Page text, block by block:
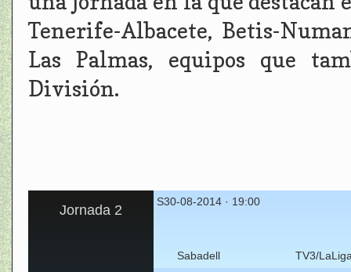
Tenerife-Albacete, Betis-
Las Palmas, equipos que
División.
Jornada 2
S30-08-2014 · 19:00
Sabadell
TV3/